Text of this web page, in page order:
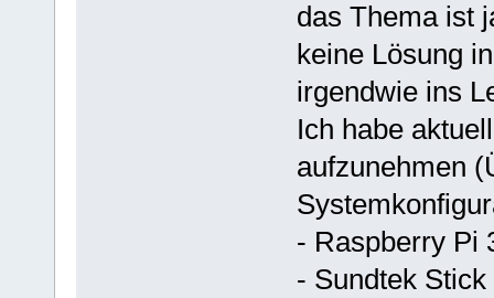
das Thema ist
keine Lösung
irgendwie ins
Ich habe
aufzunehmen
- Raspberry Pi
- Sundtek Stick